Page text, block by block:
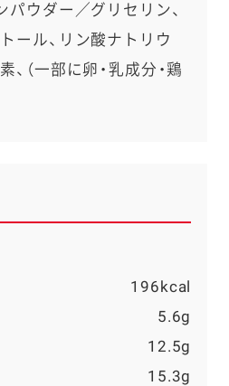
パウダー／グリセリン、
ール、リン酸ナトリウ
、（一部に卵・乳成分・鶏
196kcal
5.6g
12.5g
15.3g